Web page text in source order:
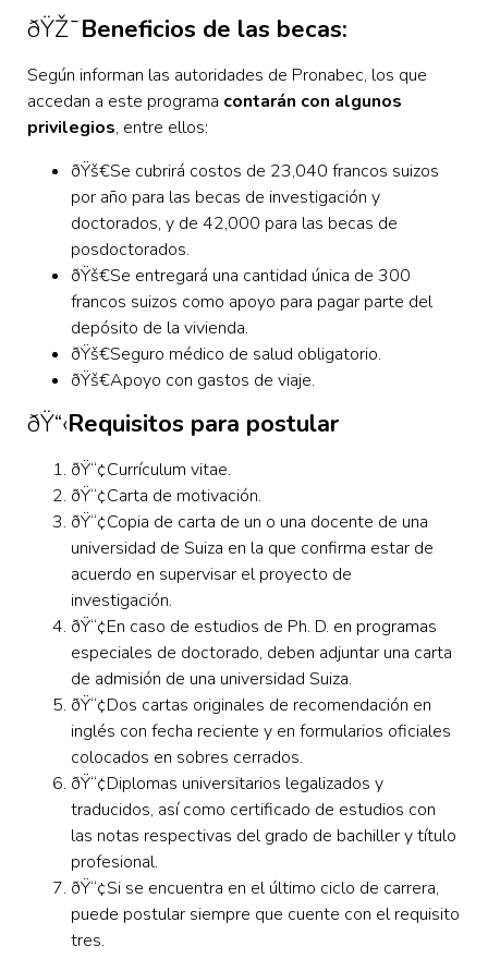
ðŸŽ¯Beneficios de las becas:
Según informan las autoridades de Pronabec, los que
accedan a este programa contarán con algunos
privilegios, entre ellos:
ðŸš€Se cubrirá costos de 23,040 francos suizos
por año para las becas de investigación y
doctorados, y de 42,000 para las becas de
posdoctorados.
ðŸš€Se entregará una cantidad única de 300
francos suizos como apoyo para pagar parte del
depósito de la vivienda.
ðŸš€Seguro médico de salud obligatorio.
ðŸš€Apoyo con gastos de viaje.
ðŸ“‹Requisitos para postular
ðŸ“¢Currículum vitae.
ðŸ“¢Carta de motivación.
ðŸ“¢Copia de carta de un o una docente de una
universidad de Suiza en la que confirma estar de
acuerdo en supervisar el proyecto de
investigación.
ðŸ“¢En caso de estudios de Ph. D. en programas
especiales de doctorado, deben adjuntar una carta
de admisión de una universidad Suiza.
ðŸ“¢Dos cartas originales de recomendación en
inglés con fecha reciente y en formularios oficiales
colocados en sobres cerrados.
ðŸ“¢Diplomas universitarios legalizados y
traducidos, así como certificado de estudios con
las notas respectivas del grado de bachiller y título
profesional.
ðŸ“¢Si se encuentra en el último ciclo de carrera,
puede postular siempre que cuente con el requisito
tres.